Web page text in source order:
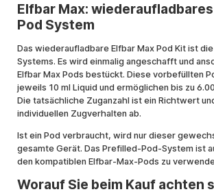
Elfbar Max:
Pod System
Das wiederaufladbare Elfbar Max Pod Kit ist
Systems. Es wird einmalig angeschafft und
Elfbar Max Pods bestückt. Diese vorbefüllten
jeweils 10 ml Liquid und ermöglichen bis zu
Die tatsächliche Zuganzahl ist ein Richtwert
individuellen Zugverhalten ab.
Ist ein Pod verbraucht, wird nur dieser
gesamte Gerät. Das Prefilled-Pod-System ist
den kompatiblen Elfbar-Max-Pods zu
Worauf Sie beim Kauf achten